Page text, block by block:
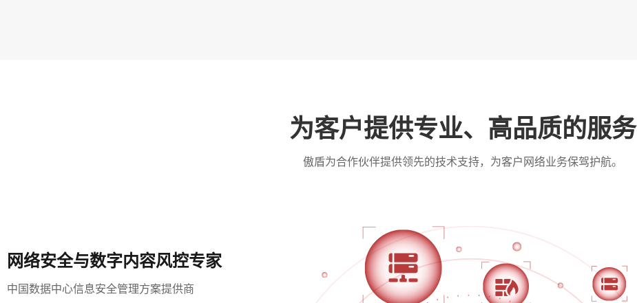
为客户提供专业、高品质的服务
傲盾为合作伙伴提供领先的技术支持，为客户网络业务保驾护航。
网络安全与数字内容风控专家
中国数据中心信息安全管理方案提供商